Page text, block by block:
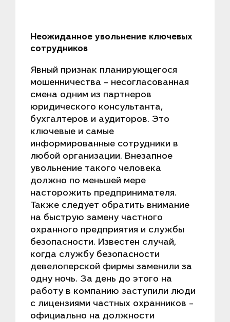
Неожиданное увольнение ключевых
сотрудников
Явный признак планирующегося
мошенничества – несогласованная
смена одним из партнеров
юридического консультанта,
бухгалтеров и аудиторов. Это
ключевые и самые
информированные сотрудники в
любой организации. Внезапное
увольнение такого человека
должно по меньшей мере
насторожить предпринимателя.
Также следует обратить внимание
на быструю замену частного
охранного предприятия и службы
безопасности. Известен случай,
когда службу безопасности
девелоперской фирмы заменили за
одну ночь. За день до этого на
работу в компанию заступили люди
с лицензиями частных охранников –
официально на должности